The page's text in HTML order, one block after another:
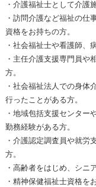
・介護福祉士として介護
・訪問介護など福祉の仕
資格をお持ちの方。
・社会福祉士や看護師、
・主任介護支援専門員や
方。
・社会福祉法人での身体
行ったことがある方。
・地域包括支援センター
勤務経験がある方。
・介護認定調査員や就労
方。
・高齢者をはじめ、シニ
・精神保健福祉士資格を